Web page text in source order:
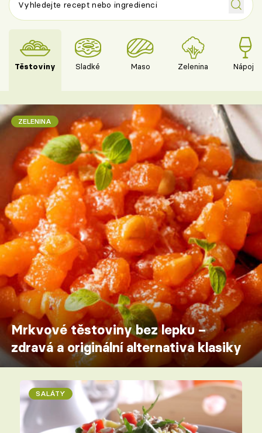
Těstoviny Sladké Maso Zelenina Nápoje
ZELENINA
Mrkvové těstoviny bez lepku –
zdravá a originální alternativa klasiky
SALÁTY